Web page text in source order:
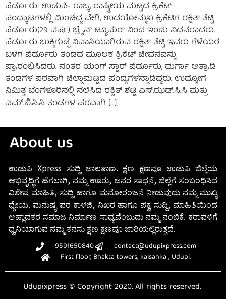
ಪೆರ್ಡೂರು: ಉಡುಪಿ- ರಾಜ್ಯ, ರಾಷ್ಟ್ರೀಯ ಮಟ್ಟದ ಕ್ರಿಕೆಟ್
ಪಂದ್ಯಾಟಗಳಲ್ಲಿ ಮಿಂಚಿದ್ದ ವೇಗಿ, ಉದಯೋನ್ಮುಖ ಕ್ರಿಕೆಟಿಗ ರಕ್ಷಿತ್ ಶೆಟ್ಟಿ
ಪೆರ್ಡೂರು(29 ವರ್ಷ) ಬ್ರೈನ್ ಟ್ಯೂಮರ್ ನಿಂದ ಇಂದು ನಿಧನರಾದರು.
ಪೆರ್ಡೂರು ಬುಕ್ಕಿಗುಡ್ಡೆ ನಿವಾಸಿಯಾಗಿರುವ ರಕ್ಷಿತ್ ಶೆಟ್ಟಿ ಇವರು ಗೆಳೆಯರ
ಬಳಗ ಪೆರ್ಡೂರು ತಂಡದ ಮೂಲಕ ಕ್ರಿಕೆಟ್ ಜೀವನವನ್ನು
ಪ್ರಾರಂಭಿಸಿದರು. ನಂತರ ಯಂಗ್ ಸ್ಟಾರ್ ಪೆರ್ಡೂರು, ದುರ್ಗಾ ಆತ್ರಾಡಿ
ತಂಡಗಳ ಪರವಾಗಿ ಜಿಲ್ಲಾಮಟ್ಟದ ಪಂದ್ಯಗಳನ್ನಾಡಿದ್ದರು‌. ಉದ್ಯೋಗ
ನಿಮಿತ್ತ ಬೆಂಗಳೂರಿನಲ್ಲಿ ನೆಲೆಸಿದ ರಕ್ಷಿತ್ ಶೆಟ್ಟಿ ಎಸ್.ಝಡ್‌‌.ಸಿ.ಸಿ ಮತ್ತು
ಎಮ್‌.ಬಿ.ಸಿ.ಸಿ ತಂಡಗಳ ಪರವಾಗಿ […]
About us
ಉಡುಪಿ Xpress ಸುದ್ದಿ ಜಾಲತಾಣ. ಕ್ಷಣ ಕ್ಷಣವೂ ಉಡುಪಿ ಜಿಲ್ಲೆಯ
ಅಭಿವೃದ್ಧಿಗೆ ಹೆಗಲಾಗಿ, ನಮ್ಮ ಊರು, ಜನರ ಸಾಧನೆ, ಜಿಲ್ಲೆಗೆ ಸಂಬಂಧಿಸಿದ
ವಿಶೇಷ ಮಾಹಿತಿ, ಸುದ್ದಿ ಹಾಗೂ ಮನೋರಂಜನೆ ನೀಡುವುದು ನಮ್ಮ ಮುಖ್ಯ
ಧ್ಯೇಯ. ಮನುಷ್ಯ ಪರ ಕಾಳಜಿ, ನಿಖರ ಹಾಗೂ ಪಕ್ವ ಸುದ್ದಿ, ಮಾಹಿತಿಯಿಂದ
ಆಹ್ಲಾದಕರ ಸಮಾಜ ನಿರ್ಮಾಣ ಸಾಧ್ಯವೆಂಬುದು ನಮ್ಮ ನಂಬಿಕೆ. ಕರಾವಳಿಗೆ
ಧ್ವನಿಯಾಗುವ ನಮ್ಮ ಕನಸು ಕ್ಷಣ ಕ್ಷಣವೂ ಜಾರಿಯಲ್ಲಿರುತ್ತದೆ.
9591650840
contact@udupixpress.com
First floor, Bhakta towers, kalsanka , Udupi.
Udupixpress © Copyright 2020. All rights reserved.